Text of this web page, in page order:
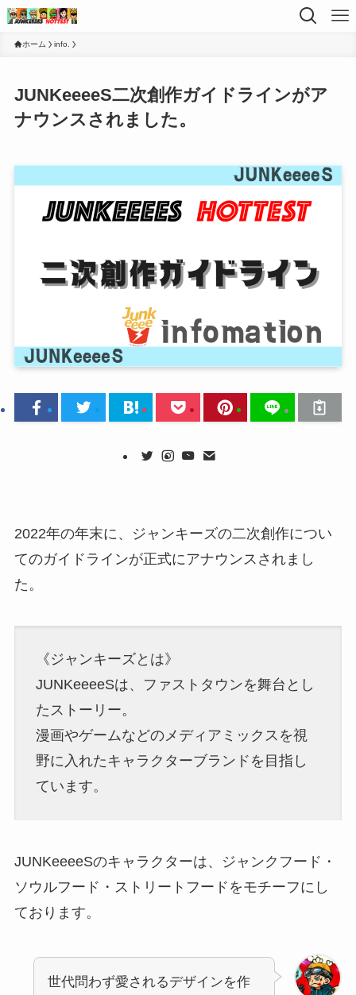
ホーム info.
JUNKeeeeS二次創作ガイドラインがア
ナウンスされました。
2022年の年末に、ジャンキーズの二次創作につい
てのガイドラインが正式にアナウンスされまし
た。
《ジャンキーズとは》
JUNKeeeeSは、ファストタウンを舞台とし
たストーリー。
漫画やゲームなどのメディアミックスを視
野に入れたキャラクターブランドを目指し
ています。
JUNKeeeeSのキャラクターは、ジャンクフード・
ソウルフード・ストリートフードをモチーフにし
ております。
世代問わず愛されるデザインを作